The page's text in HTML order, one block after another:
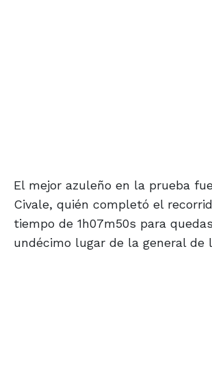
El mejor azuleño en la prueba
Civale, quién completó el
tiempo de 1h07m50s para
undécimo lugar de la general de